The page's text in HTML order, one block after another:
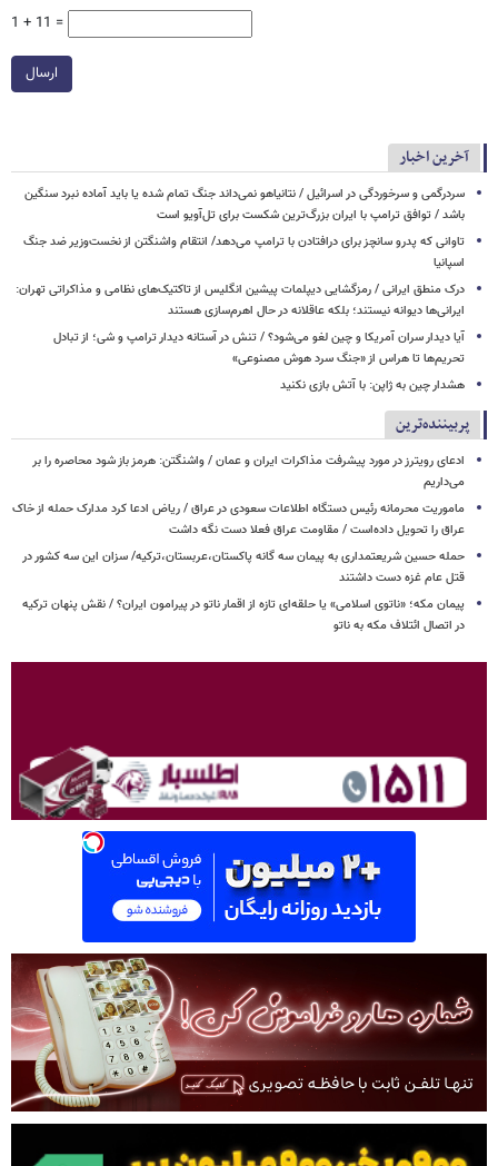
1 + 11 =
ارسال
آخرین اخبار
سردرگمی و سرخوردگی در اسرائیل / نتانیاهو نمی‌داند جنگ تمام شده یا باید آماده نبرد سنگین
باشد / توافق ترامپ با ایران بزرگ‌ترین شکست برای تل‌آویو است
تاوانی که پدرو سانچز برای درافتادن با ترامپ می‌دهد/ انتقام واشنگتن از نخست‌وزیر ضد جنگ
اسپانیا
درک منطق ایرانی / رمزگشایی دیپلمات پیشین انگلیس از تاکتیک‌های نظامی و مذاکراتی تهران:
ایرانی‌ها دیوانه نیستند؛ بلکه عاقلانه در حال اهرم‌سازی هستند
آیا دیدار سران آمریکا و چین لغو می‌شود؟ / تنش در آستانه دیدار ترامپ و شی؛ از تبادل
تحریم‌ها تا هراس از «جنگ سرد هوش مصنوعی»
هشدار چین به ژاپن: با آتش بازی نکنید
پربیننده‌ترین
ادعای رویترز در مورد پیشرفت مذاکرات ایران و عمان / واشنگتن: هرمز باز شود محاصره را بر
می‌داریم
ماموریت محرمانه رئیس دستگاه اطلاعات سعودی در عراق / ریاض ادعا کرد مدارک حمله از خاک
عراق را تحویل داده‌است / مقاومت عراق فعلا دست نگه داشت
حمله حسین شریعتمداری به پیمان سه گانه پاکستان،عربستان،ترکیه/ سزان این سه کشور در
قتل عام غزه دست داشتند
پیمان مکه؛ «ناتوی اسلامی» یا حلقه‌ای تازه از اقمار ناتو در پیرامون ایران؟ / نقش پنهان ترکیه
در اتصال ائتلاف مکه به ناتو